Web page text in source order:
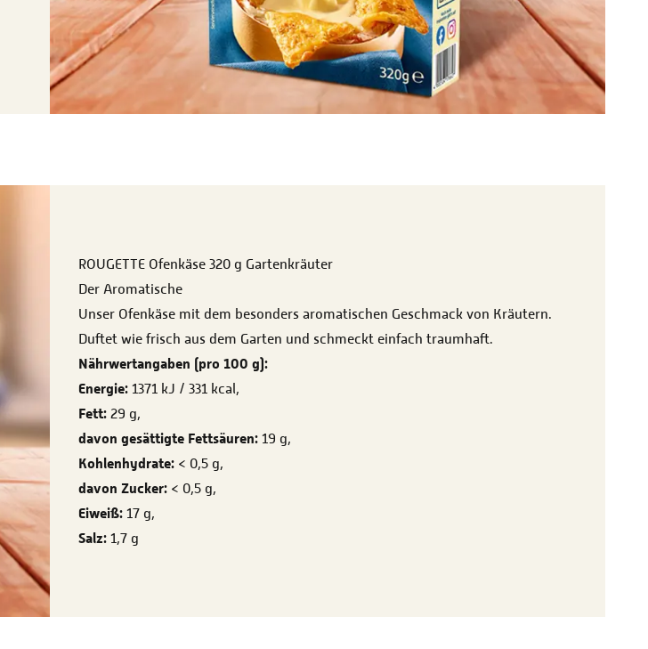
ROUGETTE Ofenkäse 320 g Gartenkräuter
Der Aromatische
Unser Ofenkäse mit dem besonders aromatischen Geschmack von Kräutern.
Duftet wie frisch aus dem Garten und schmeckt einfach traumhaft.
Nährwertangaben (pro 100 g):
Energie: 1371 kJ / 331 kcal,
Fett: 29 g,
davon gesättigte Fettsäuren: 19 g,
Kohlenhydrate: < 0,5 g,
davon Zucker: < 0,5 g,
Eiweiß: 17 g,
Salz: 1,7 g